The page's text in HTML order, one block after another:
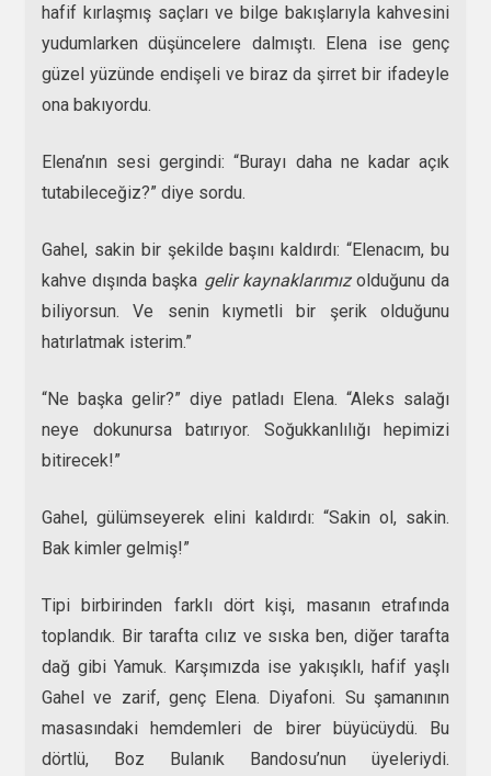
hafif kırlaşmış saçları ve bilge bakışlarıyla kahvesini
yudumlarken düşüncelere dalmıştı. Elena ise genç
güzel yüzünde endişeli ve biraz da şirret bir ifadeyle
ona bakıyordu.
Elena’nın sesi gergindi: “Burayı daha ne kadar açık
tutabileceğiz?” diye sordu.
Gahel, sakin bir şekilde başını kaldırdı: “Elenacım, bu
kahve dışında başka gelir kaynaklarımızolduğunu da
biliyorsun. Ve senin kıymetli bir şerik olduğunu
hatırlatmak isterim.”
“Ne başka gelir?” diye patladı Elena. “Aleks salağı
neye dokunursa batırıyor. Soğukkanlılığı hepimizi
bitirecek!”
Gahel, gülümseyerek elini kaldırdı: “Sakin ol, sakin.
Bak kimler gelmiş!”
Tipi birbirinden farklı dört kişi, masanın etrafında
toplandık. Bir tarafta cılız ve sıska ben, diğer tarafta
dağ gibi Yamuk. Karşımızda ise yakışıklı, hafif yaşlı
Gahel ve zarif, genç Elena. Diyafoni. Su şamanının
masasındaki hemdemleri de birer büyücüydü. Bu
dörtlü, Boz Bulanık Bandosu’nun üyeleriydi.